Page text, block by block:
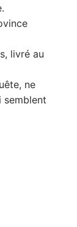
livré au
ne
semblent